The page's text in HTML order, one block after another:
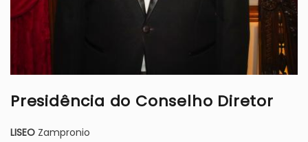
Presidência do Conselho Diretor
LISEO Zampronio